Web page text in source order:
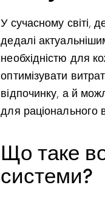
У сучасному світі,
дедалі
необхідністю для
оптимізувати
відпочинку, а й
для раціонального
Що таке
системи?